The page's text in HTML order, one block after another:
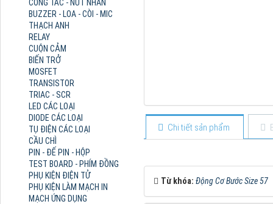
Chi tiết sản phẩm
Từ khóa: Động Cơ Bước Size 57
CÔNG TẮC - NÚT NHẤN
BUZZER - LOA - CÒI - MIC
THẠCH ANH
RELAY
CUỘN CẢM
BIẾN TRỞ
MOSFET
TRANSISTOR
TRIAC - SCR
LED CÁC LOẠI
DIODE CÁC LOẠI
TỤ ĐIỆN CÁC LOẠI
CẦU CHÌ
PIN - ĐẾ PIN - HỘP
TEST BOARD - PHÍM ĐỒNG
PHỤ KIỆN ĐIỆN TỬ
PHỤ KIỆN LÀM MẠCH IN
MẠCH ỨNG DỤNG